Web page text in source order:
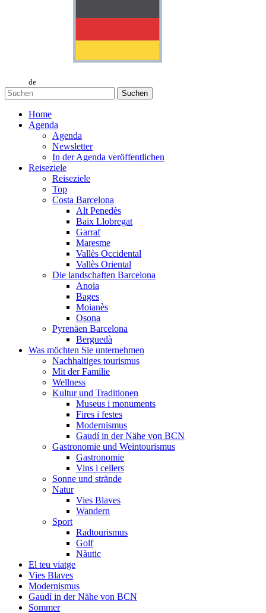
de
Suchen
Home
Agenda
Agenda
Newsletter
In der Agenda veröffentlichen
Reiseziele
Reiseziele
Top
Costa Barcelona
Alt Penedès
Baix Llobregat
Garraf
Maresme
Vallès Occidental
Vallès Oriental
Die landschaften Barcelona
Anoia
Bages
Moianès
Osona
Pyrenäen Barcelona
Berguedà
Was möchten Sie unternehmen
Nachhaltiges tourismus
Mit der Familie
Wellness
Kultur und Traditionen
Museus i monuments
Fires i festes
Modernismus
Gaudí in der Nähe von BCN
Gastronomie und Weintourismus
Gastronomie
Vins i cellers
Sonne und strände
Natur
Vies Blaves
Wandern
Sport
Radtourismus
Golf
Nàutic
El teu viatge
Vies Blaves
Modernismus
Gaudí in der Nähe von BCN
Sommer